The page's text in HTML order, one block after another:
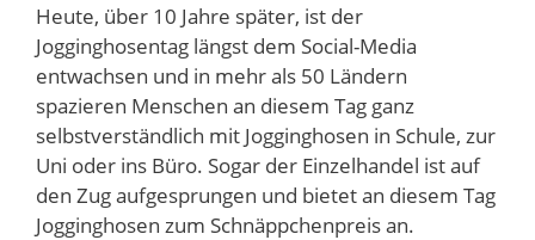
Heute, über 10 Jahre später, ist der
Jogginghosentag längst dem Social-Media
entwachsen und in mehr als 50 Ländern
spazieren Menschen an diesem Tag ganz
selbstverständlich mit Jogginghosen in Schule, zur
Uni oder ins Büro. Sogar der Einzelhandel ist auf
den Zug aufgesprungen und bietet an diesem Tag
Jogginghosen zum Schnäppchenpreis an.